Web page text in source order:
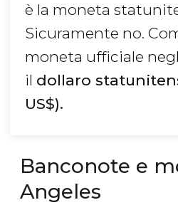
è la moneta
Sicuramente no.
moneta ufficiale
il dollaro
US$).
Banconote e
Angeles